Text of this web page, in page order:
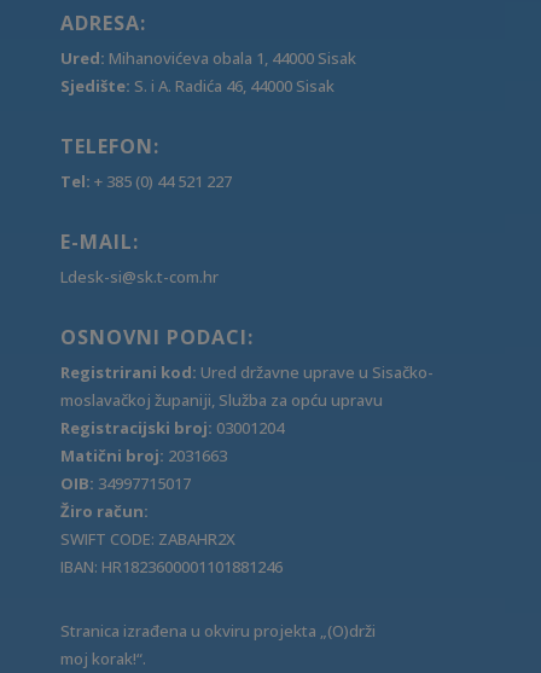
ADRESA:
Ured: Mihanovićeva obala 1, 44000 Sisak
Sjedište: S. i A. Radića 46, 44000 Sisak
TELEFON:
Tel: + 385 (0) 44 521 227
E-MAIL:
Ldesk-si@sk.t-com.hr
OSNOVNI PODACI:
Registrirani kod: Ured državne uprave u Sisačko-
moslavačkoj županiji, Služba za opću upravu
Registracijski broj: 03001204
Matični broj: 2031663
OIB: 34997715017
Žiro račun:
SWIFT CODE: ZABAHR2X
IBAN: HR1823600001101881246
Stranica izrađena u okviru projekta „(O)drži
moj korak!“.